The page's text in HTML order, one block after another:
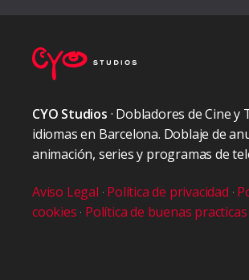
CYO Studios · Dobladores de Cine y
idiomas en Barcelona. Doblaje de
animación, series y programas de
Aviso Legal · Política de privacidad ·
cookies · Política de buenas practicas